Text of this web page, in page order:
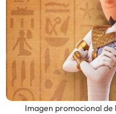
Innova
Imagen promocional de